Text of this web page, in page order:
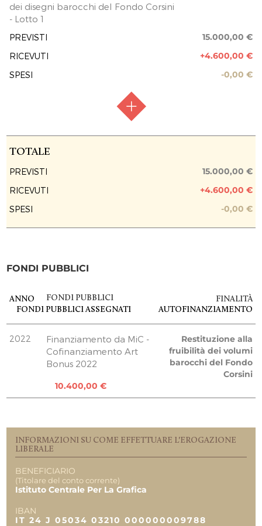
dei disegni barocchi del Fondo Corsini
- Lotto 1
PREVISTI 15.000,00 €
RICEVUTI +4.600,00 €
SPESI -0,00 €
PREVISIONE COSTO TOTALE DELL’INTERVENTO
Impresa
Impresa
2.000,00 €
Amici dell'Istituto centrale per la grafica
2.100,00 €
Ente non commerciale
100,00 €
REPORT UTILIZZO MENSILE DELLE
EROGAZIONI
4.600,00 €
TOTALE
PREVISTI 15.000,00 €
RICEVUTI +4.600,00 €
SPESI -0,00 €
FONDI PUBBLICI
ANNO FONDI PUBBLICI
FINALITÀ
FONDI PUBBLICI ASSEGNATI AUTOFINANZIAMENTO
2022
Finanziamento da MiC -
Cofinanziamento Art
Bonus 2022
Restituzione alla
fruibilità dei volumi
barocchi del Fondo
Corsini
10.400,00 €
INFORMAZIONI SU COME EFFETTUARE L'EROGAZIONE
LIBERALE
BENEFICIARIO
(Titolare del conto corrente)
Istituto Centrale Per La Grafica
IBAN
IT 24 J 05034 03210 000000009788